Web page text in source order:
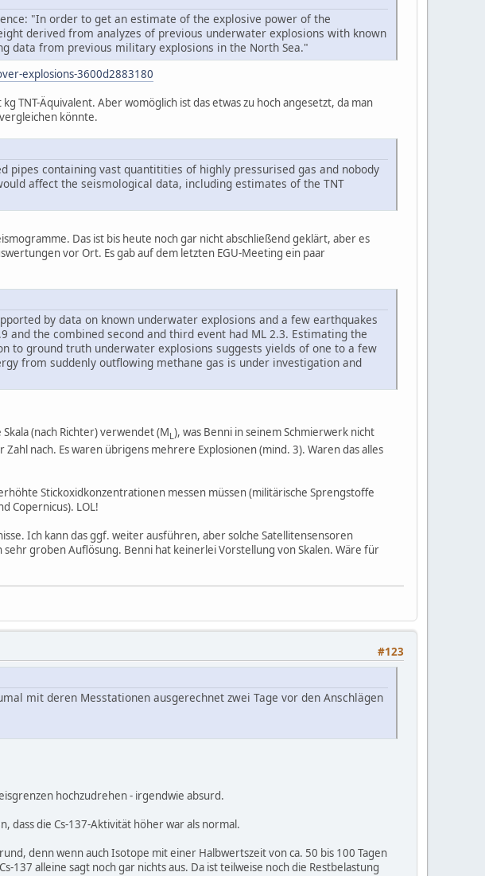
"In order to get an estimate of the explosive power of the
derived from analyzes of previous underwater explosions with known
data from previous military explosions in the North Sea."
explosions-3600d2883180
TNT-Äquivalent. Aber womöglich ist das etwas zu hoch angesetzt, da man
könnte.
pipes containing vast quantitities of highly pressurised gas and nobody
affect the seismological data, including estimates of the TNT
Das ist bis heute noch gar nicht abschließend geklärt, aber es
vor Ort. Es gab auf dem letzten EGU-Meeting ein paar
by data on known underwater explosions and a few earthquakes
the combined second and third event had ML 2.3. Estimating the
to ground truth underwater explosions suggests yields of one to a few
from suddenly outflowing methane gas is under investigation and
(nach Richter) verwendet (ML ), was Benni in seinem Schmierwerk nicht
nach. Es waren übrigens mehrere Explosionen (mind. 3). Waren das alles
Stickoxidkonzentrationen messen müssen (militärische Sprengstoffe
Copernicus). LOL!
Ich kann das ggf. weiter ausführen, aber solche Satellitensensoren
groben Auflösung. Benni hat keinerlei Vorstellung von Skalen. Wäre für
#123
mit deren Messtationen ausgerechnet zwei Tage vor den Anschlägen
hochzudrehen - irgendwie absurd.
dass die Cs-137-Aktivität höher war als normal.
denn wenn auch Isotope mit einer Halbwertszeit von ca. 50 bis 100 Tagen
alleine sagt noch gar nichts aus. Da ist teilweise noch die Restbelastung